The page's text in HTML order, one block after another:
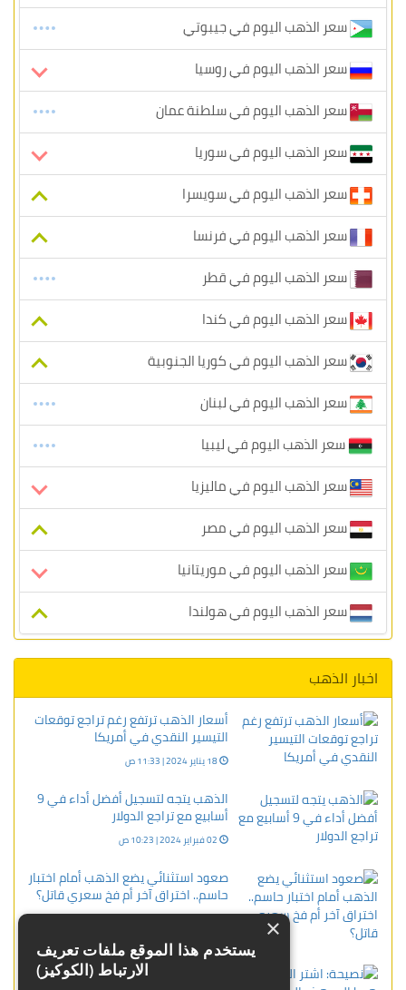
سعر الذهب اليوم في جيبوتي
سعر الذهب اليوم في روسيا
سعر الذهب اليوم في سلطنة عمان
سعر الذهب اليوم في سوريا
سعر الذهب اليوم في سويسرا
سعر الذهب اليوم في فرنسا
سعر الذهب اليوم في قطر
سعر الذهب اليوم في كندا
سعر الذهب اليوم في كوريا الجنوبية
سعر الذهب اليوم في لبنان
سعر الذهب اليوم في ليبيا
سعر الذهب اليوم في ماليزيا
سعر الذهب اليوم في مصر
سعر الذهب اليوم في موريتانيا
سعر الذهب اليوم في هولندا
اخبار الذهب
أسعار الذهب ترتفع رغم تراجع توقعات
التيسير النقدي في أمريكا
الذهب يتجه لتسجيل أفضل أداء في 9
أسابيع مع تراجع الدولار
صعود استثنائي يضع الذهب أمام اختبار
حاسم.. اختراق آخر أم فخ سعري قاتل؟
20 يناير 2026 | 08:11 م
نصيحة: اشتر الذهب إذا هبط إلى هذه
×
يستخدم هذا الموقع ملفات تعريف
الارتباط (الكوكيز)